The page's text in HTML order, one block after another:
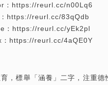
： https://reurl.cc/n00Lq6
https://reurl.cc/83qQdb
： https://reurl.cc/yEk2pl
https://reurl.cc/4aQE0Y
，標舉「涵養」二字，注重